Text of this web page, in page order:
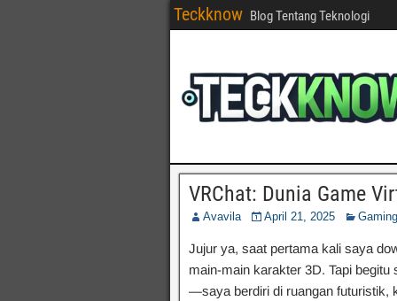
Teckknow Blog Tentang Teknologi
VRChat: Dunia Game
Avavila April 21, 2025 Gaming
Jujur ya, saat pertama kali saya
main-main karakter 3D. Tapi
—saya berdiri di ruangan futuristik,